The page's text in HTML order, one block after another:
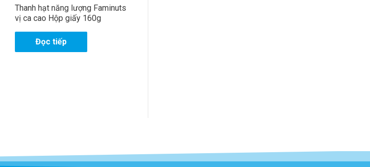
Thanh hạt năng lượng Faminuts
vị ca cao Hộp giấy 160g
Đọc tiếp